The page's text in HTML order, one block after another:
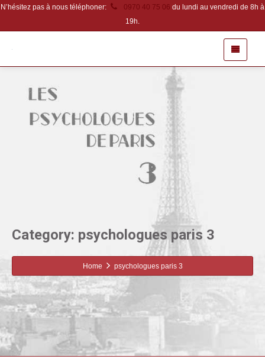
N’hésitez pas à nous téléphoner: 0970 40 75 06 du lundi au vendredi de 8h à
19h.
Category: psychologues paris 3
Home psychologues paris 3